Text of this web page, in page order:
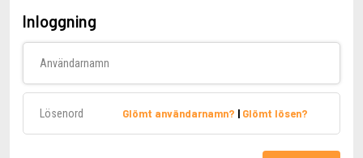
Inloggning
Glömt användarnamn? | Glömt lösen?